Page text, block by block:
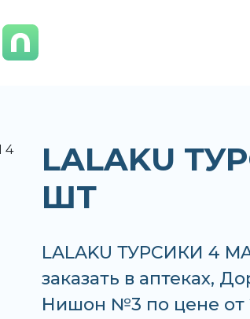
LALAKU
ШТ
LALAKU ТУРСИКИ 4
заказать в аптеках,
Нишон №3 по цене от